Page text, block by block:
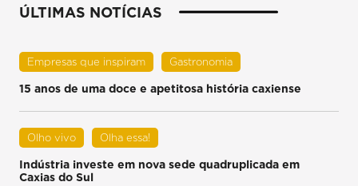
ÚLTIMAS NOTÍCIAS
Empresas que inspiram Gastronomia
15 anos de uma doce e apetitosa história caxiense
Olho vivo Olha essa!
Indústria investe em nova sede quadruplicada em
Caxias do Sul